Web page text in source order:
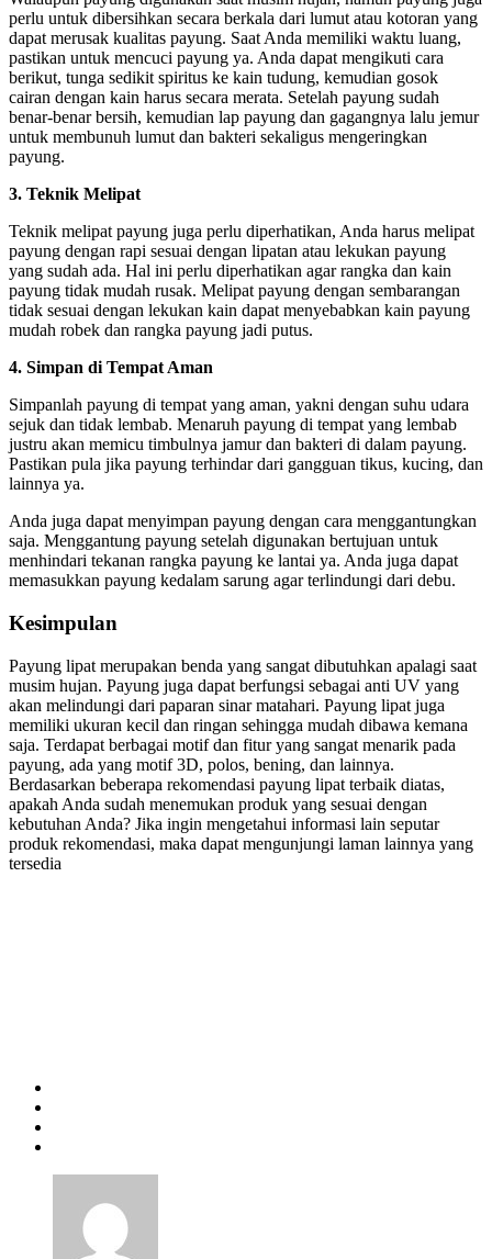
perlu untuk dibersihkan secara berkala dari lumut atau kotoran yang
dapat merusak kualitas payung. Saat Anda memiliki waktu luang,
pastikan untuk mencuci payung ya. Anda dapat mengikuti cara
berikut, tunga sedikit spiritus ke kain tudung, kemudian gosok
cairan dengan kain harus secara merata. Setelah payung sudah
benar-benar bersih, kemudian lap payung dan gagangnya lalu jemur
untuk membunuh lumut dan bakteri sekaligus mengeringkan
payung.
3. Teknik Melipat
Teknik melipat payung juga perlu diperhatikan, Anda harus melipat
payung dengan rapi sesuai dengan lipatan atau lekukan payung
yang sudah ada. Hal ini perlu diperhatikan agar rangka dan kain
payung tidak mudah rusak. Melipat payung dengan sembarangan
tidak sesuai dengan lekukan kain dapat menyebabkan kain payung
mudah robek dan rangka payung jadi putus.
4. Simpan di Tempat Aman
Simpanlah payung di tempat yang aman, yakni dengan suhu udara
sejuk dan tidak lembab. Menaruh payung di tempat yang lembab
justru akan memicu timbulnya jamur dan bakteri di dalam payung.
Pastikan pula jika payung terhindar dari gangguan tikus, kucing, dan
lainnya ya.
Anda juga dapat menyimpan payung dengan cara menggantungkan
saja. Menggantung payung setelah digunakan bertujuan untuk
menhindari tekanan rangka payung ke lantai ya. Anda juga dapat
memasukkan payung kedalam sarung agar terlindungi dari debu.
Kesimpulan
Payung lipat merupakan benda yang sangat dibutuhkan apalagi saat
musim hujan. Payung juga dapat berfungsi sebagai anti UV yang
akan melindungi dari paparan sinar matahari. Payung lipat juga
memiliki ukuran kecil dan ringan sehingga mudah dibawa kemana
saja. Terdapat berbagai motif dan fitur yang sangat menarik pada
payung, ada yang motif 3D, polos, bening, dan lainnya.
Berdasarkan beberapa rekomendasi payung lipat terbaik diatas,
apakah Anda sudah menemukan produk yang sesuai dengan
kebutuhan Anda? Jika ingin mengetahui informasi lain seputar
produk rekomendasi, maka dapat mengunjungi laman lainnya yang
tersedia